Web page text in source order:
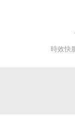
時效快